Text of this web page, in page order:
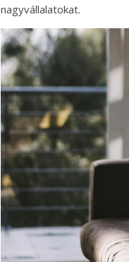
nagyvállalatokat.